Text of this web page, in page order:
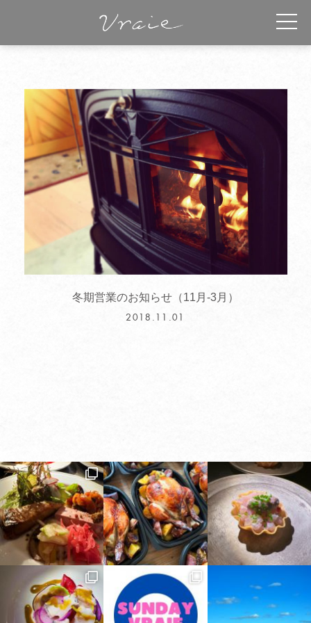
冬期営業のお知らせ（11月-3月）
2018.11.01